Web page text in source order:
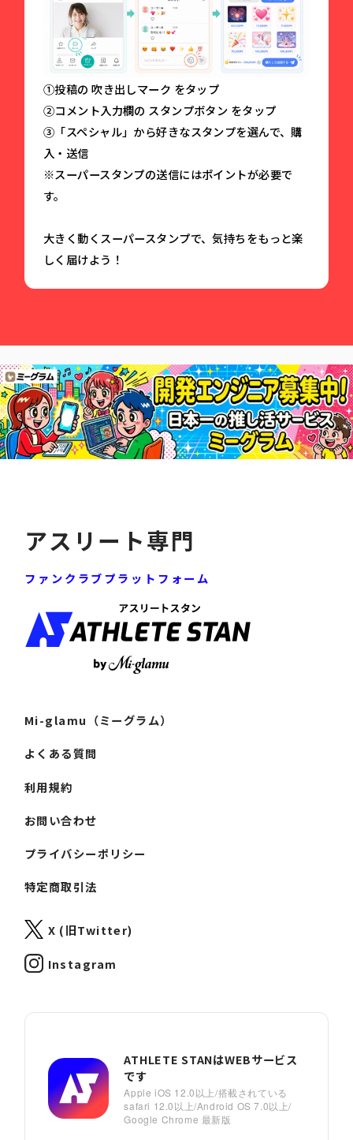
①投稿の 吹き出しマーク をタップ
②コメント入力欄の スタンプボタン をタップ
③「スペシャル」から好きなスタンプを選んで、購
入・送信
※スーパースタンプの送信にはポイントが必要で
す。
大きく動くスーパースタンプで、気持ちをもっと楽
しく届けよう！
Mi-glamu（ミーグラム）
よくある質問
利用規約
お問い合わせ
プライバシーポリシー
特定商取引法
X (旧Twitter)
Instagram
ATHLETE STANはWEBサービス
です
Apple iOS 12.0以上/搭載されている
safari 12.0以上/Android OS 7.0以上/
Google Chrome 最新版